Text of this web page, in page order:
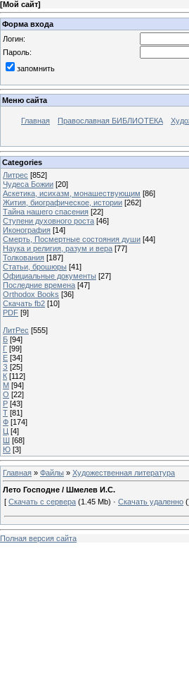
[Мой сайт]
Форма входа
Логин:
Пароль:
запомнить
Меню сайта
Главная Православная БИБЛИОТЕКА
Categories
Литрес [852]
Чудеса Божии [20]
Аскетика, исихазм, монашествующим [86]
Жития, биографическое, истории [262]
Тайна нашего спасения [22]
Ступени духовного роста [46]
Иконография [14]
Смерть, Посмертные состояния души [44]
Наука и религия, разум и вера [77]
Толкования [187]
Статьи, брошюры [41]
Официальные документы [27]
Последние времена [47]
Orthodox Books [36]
Скачать fb2 [10]
PDF [9]
ЛитРес [555]
Б [94]
Г [99]
Е [34]
З [25]
К [112]
М [94]
О [22]
Р [43]
Т [81]
Ф [174]
Ц [4]
Ш [68]
Ю [3]
Главная » Файлы » Художественная литература
Лето Господне / Шмелев И.С.
[ Скачать с сервера (1.45 Mb) · Скачать удаленно
Полная версия сайта